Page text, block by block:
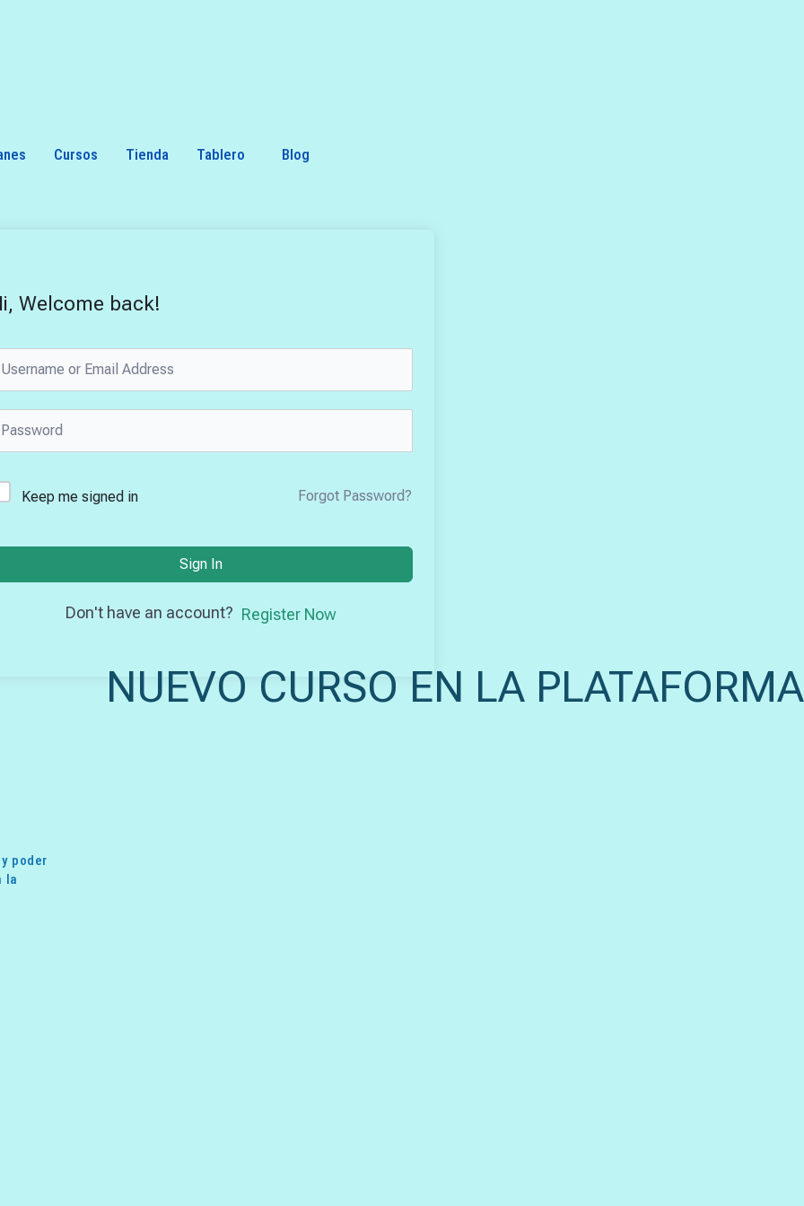
Cursos Tienda Tablero Blog
Welcome back!
Keep me signed in Forgot Password?
Sign In
Don't have an account? Register Now
NUEVO CURSO EN LA PLATAFORMA
poder
la